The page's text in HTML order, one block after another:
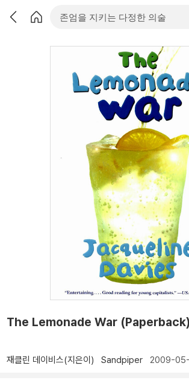
The Lemonade War (Paperback)
재클린 데이비스(지은이) Sandpiper 2009-05-